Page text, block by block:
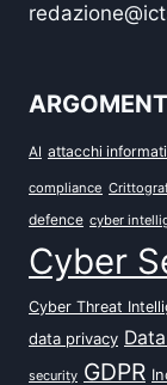
AI attacchi
compliance
defence cyber
Cyber
Cyber Threat
data privacy
security GDPR